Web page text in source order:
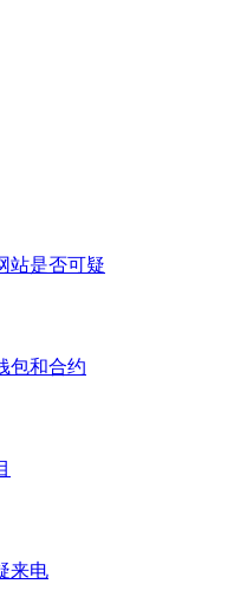
站是否可疑
包和合约
来电